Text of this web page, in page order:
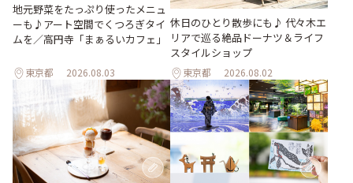
地元野菜をたっぷり使ったメニュ
ーも♪アート空間でくつろぎタイ
ムを／高円寺「まぁるいカフェ」
東京都 2026.08.03
休日のひとり散歩にも♪ 代々木エ
リアで巡る絶品ドーナツ＆ライフ
スタイルショップ
東京都 2026.08.02